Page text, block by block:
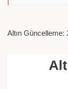
Altın Güncelleme: